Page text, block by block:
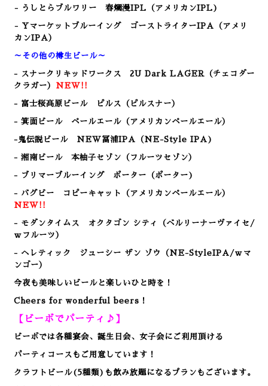
- うしとらブルワリー 春爛漫IPL（アメリカンIPL)
- Yマーケットブルーイング ゴーストライターIPA（アメリ
カンIPA）
～その他の樽生ビール～
- スナークリキッドワークス 2U Dark LAGER（チェコダー
クラガー） NEW!!
- 富士桜高原ビール ピルス（ピルスナー）
- 箕面ビール ペールエール（アメリカンペールエール）
-鬼伝説ビール NEW冨浦IPA（NE-Style IPA)
- 湘南ビール 本柚子セゾン（フルーツセゾン）
- ブリマーブルーイング ポーター（ポーター)
- バグビー コピーキャット（アメリカンペールエール）
NEW!!
- モダンタイムス オクタゴン シティ（ベルリーナーヴァイセ/
ｗフルーツ）
- ヘレティック ジューシー ザン ゾウ
（NE-StyleIPA/ｗマ
ンゴー）
今夜も美味しいビールと楽しいひと時を！
Cheers for wonderful beers！
【ビーボでパーティ♪】
ビーボでは各種宴会、誕生日会、女子会にご利用頂ける
パーティコースもご用意しています！
クラフトビール(5種類)も飲み放題になるプランもございます。